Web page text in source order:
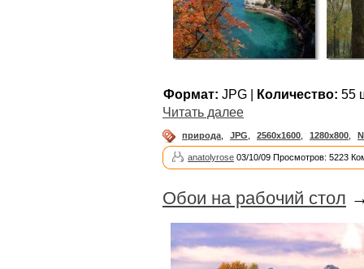
Формат: JPG | Количество: 55
Читать далее
природа JPG 2560x1600 1280x800
anatolyrose 03/10/09 Просмотров: 5223
Обои на рабочий стол